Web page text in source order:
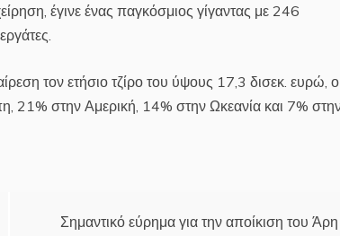
έγινε ένας παγκόσμιος γίγαντας με 246
τον ετήσιο τζίρο του ύψους 17,3 δισεκ. ευρώ, ο
21% στην Αμερική, 14% στην Ωκεανία και 7%
Σημαντικό εύρημα για την αποίκιση του Άρη